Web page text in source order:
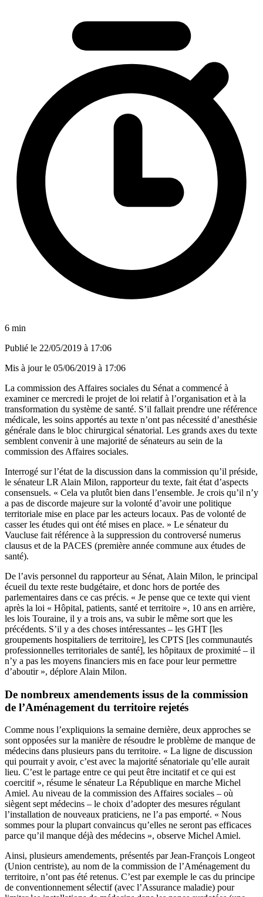
6 min
Publié le 22/05/2019 à 17:06
Mis à jour le 05/06/2019 à 17:06
La commission des Affaires sociales du Sénat a commencé à
examiner ce mercredi le projet de loi relatif à l’organisation et à la
transformation du système de santé. S’il fallait prendre une référence
médicale, les soins apportés au texte n’ont pas nécessité d’anesthésie
générale dans le bloc chirurgical sénatorial. Les grands axes du texte
semblent convenir à une majorité de sénateurs au sein de la
commission des Affaires sociales.
Interrogé sur l’état de la discussion dans la commission qu’il préside,
le sénateur LR Alain Milon, rapporteur du texte, fait état d’aspects
consensuels. « Cela va plutôt bien dans l’ensemble. Je crois qu’il n’y
a pas de discorde majeure sur la volonté d’avoir une politique
territoriale mise en place par les acteurs locaux. Pas de volonté de
casser les études qui ont été mises en place. » Le sénateur du
Vaucluse fait référence à la suppression du controversé numerus
clausus et de la PACES (première année commune aux études de
santé).
De l’avis personnel du rapporteur au Sénat, Alain Milon, le principal
écueil du texte reste budgétaire, et donc hors de portée des
parlementaires dans ce cas précis. « Je pense que ce texte qui vient
après la loi « Hôpital, patients, santé et territoire », 10 ans en arrière,
les lois Touraine, il y a trois ans, va subir le même sort que les
précédents. S’il y a des choses intéressantes – les GHT [les
groupements hospitaliers de territoire], les CPTS [les communautés
professionnelles territoriales de santé], les hôpitaux de proximité – il
n’y a pas les moyens financiers mis en face pour leur permettre
d’aboutir », déplore Alain Milon.
De nombreux amendements issus de la commission
de l’Aménagement du territoire rejetés
Comme nous l’expliquions la semaine dernière, deux approches se
sont opposées sur la manière de résoudre le problème de manque de
médecins dans plusieurs pans du territoire. « La ligne de discussion
qui pourrait y avoir, c’est avec la majorité sénatoriale qu’elle aurait
lieu. C’est le partage entre ce qui peut être incitatif et ce qui est
coercitif », résume le sénateur La République en marche Michel
Amiel. Au niveau de la commission des Affaires sociales – où
siègent sept médecins – le choix d’adopter des mesures régulant
l’installation de nouveaux praticiens, ne l’a pas emporté. « Nous
sommes pour la plupart convaincus qu’elles ne seront pas efficaces
parce qu’il manque déjà des médecins », observe Michel Amiel.
Ainsi, plusieurs amendements, présentés par Jean-François Longeot
(Union centriste), au nom de la commission de l’Aménagement du
territoire, n’ont pas été retenus. C’est par exemple le cas du principe
de conventionnement sélectif (avec l’Assurance maladie) pour